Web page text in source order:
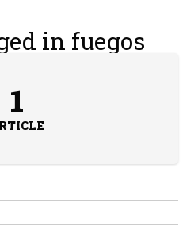
in fuegos
1